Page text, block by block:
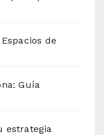
de
Guía
estrategia